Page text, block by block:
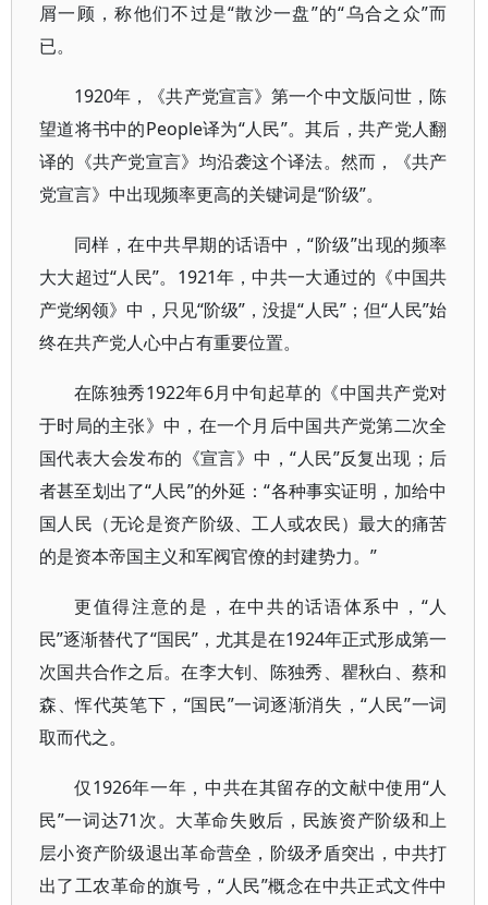
屑一顾，称他们不过是“散沙一盘”的“乌合之众”而
已。
1920年，《共产党宣言》第一个中文版问世，陈
望道将书中的People译为“人民”。其后，共产党人翻
译的《共产党宣言》均沿袭这个译法。然而，《共产
党宣言》中出现频率更高的关键词是“阶级”。
同样，在中共早期的话语中，“阶级”出现的频率
大大超过“人民”。1921年，中共一大通过的《中国共
产党纲领》中，只见“阶级”，没提“人民”；但“人民”始
终在共产党人心中占有重要位置。
在陈独秀1922年6月中旬起草的《中国共产党对
于时局的主张》中，在一个月后中国共产党第二次全
国代表大会发布的《宣言》中，“人民”反复出现；后
者甚至划出了“人民”的外延：“各种事实证明，加给中
国人民（无论是资产阶级、工人或农民）最大的痛苦
的是资本帝国主义和军阀官僚的封建势力。”
更值得注意的是，在中共的话语体系中，“人
民”逐渐替代了“国民”，尤其是在1924年正式形成第一
次国共合作之后。在李大钊、陈独秀、瞿秋白、蔡和
森、恽代英笔下，“国民”一词逐渐消失，“人民”一词
取而代之。
仅1926年一年，中共在其留存的文献中使用“人
民”一词达71次。大革命失败后，民族资产阶级和上
层小资产阶级退出革命营垒，阶级矛盾突出，中共打
出了工农革命的旗号，“人民”概念在中共正式文件中